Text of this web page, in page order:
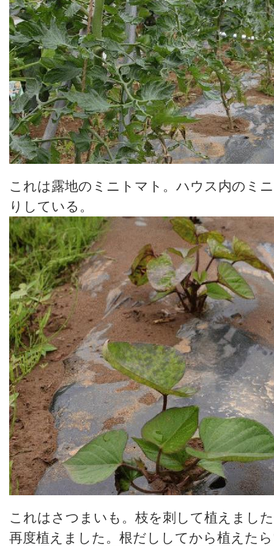
これは露地のミニトマト。ハウス内のミ
りしている。
これはさつまいも。枝を刺して植えまし
再度植えました。根だししてから植えた